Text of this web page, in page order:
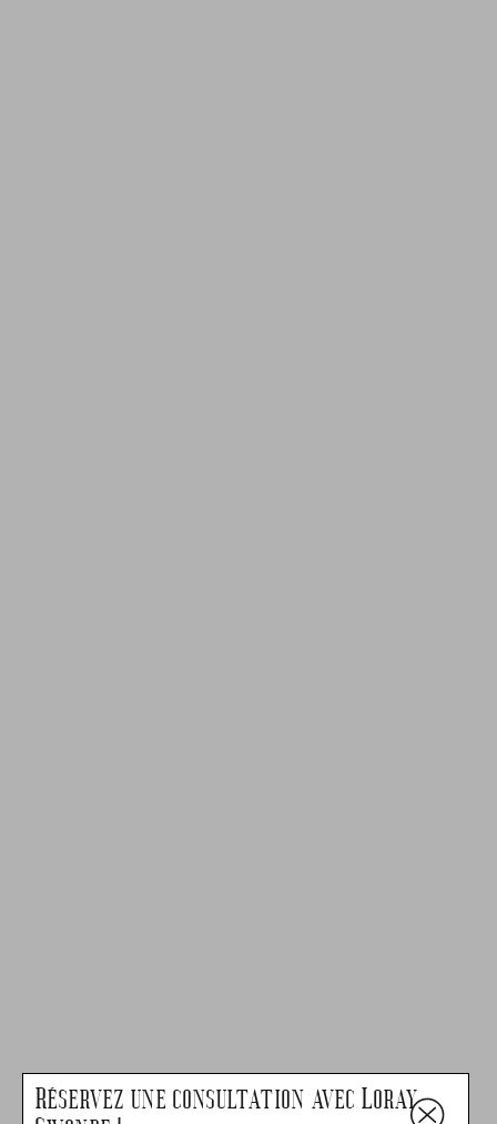
Réservez une consultation avec Loray